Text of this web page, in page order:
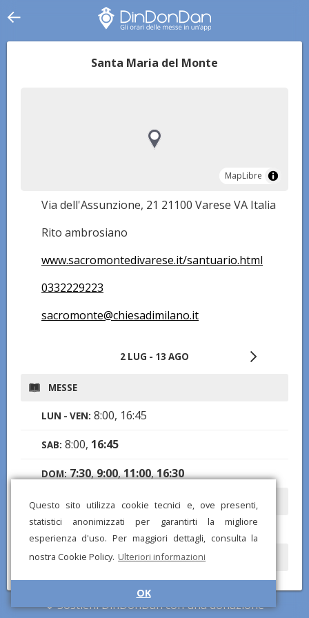
Questo sito utilizza cookie tecnici e, ove presenti,
statistici anonimizzati per garantirti la migliore
esperienza d'uso. Per maggiori dettagli, consulta la
nostra Cookie Policy. Ulteriori informazioni
OK
Santa Maria del Monte
MapLibre
MapLibre
Via dell'Assunzione, 21 21100 Varese VA Italia
Rito ambrosiano
www.sacromontedivarese.it/santuario.html
0332229223
sacromonte@chiesadimilano.it
2 LUG - 13 AGO
MESSE
LUN - VEN: 8:00, 16:45
SAB: 8:00, 16:45
DOM: 7:30,9:00,11:00,16:30
CONFESSIONI
9:30-11:30, 14:30-17:30
ORARI DI APERTURA
7:00-12:00, 14:00-18:00
Sostieni DinDonDan con una donazione